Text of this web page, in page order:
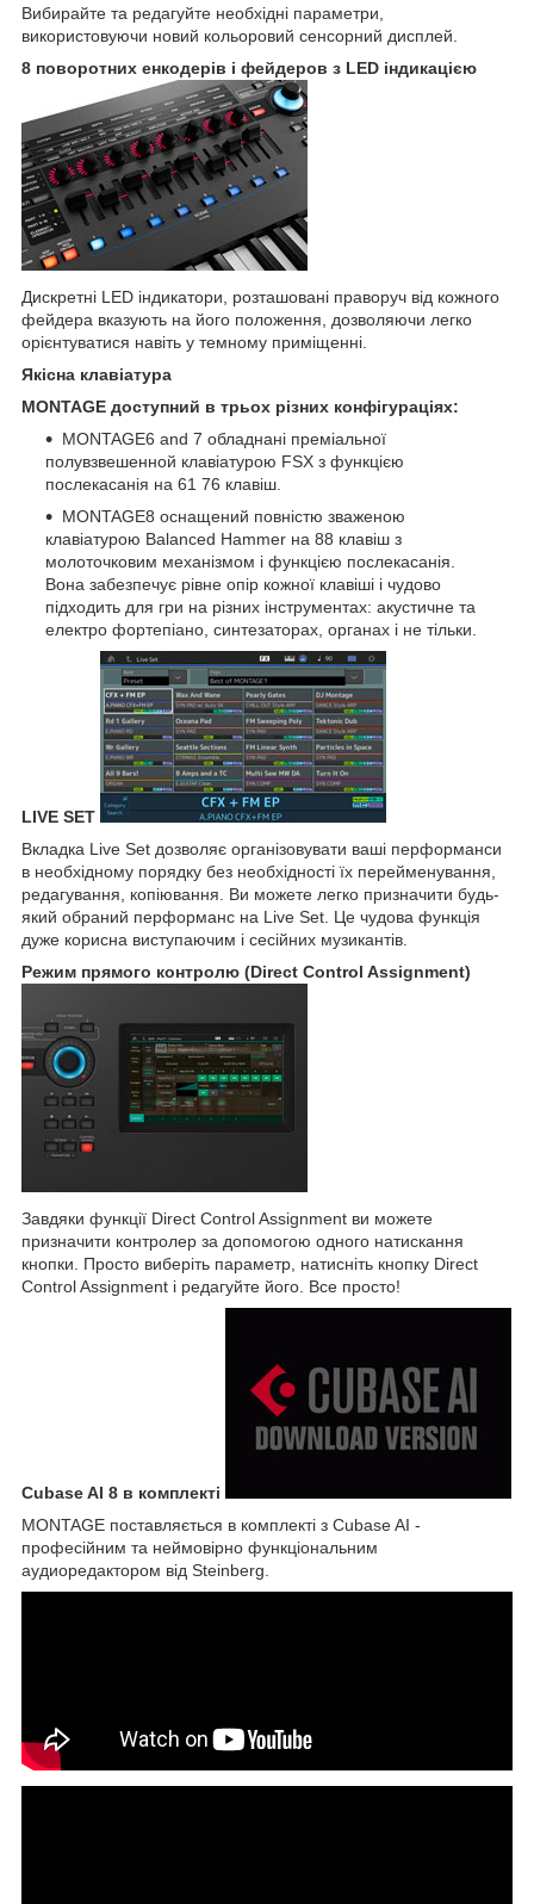
Вибирайте та редагуйте необхідні параметри,
використовуючи новий кольоровий сенсорний дисплей.
8 поворотних енкодерів і фейдеров з LED індикацією
Дискретні LED індикатори, розташовані праворуч від кожного
фейдера вказують на його положення, дозволяючи легко
орієнтуватися навіть у темному приміщенні.
Якісна клавіатура
MONTAGE доступний в трьох різних конфігураціях:
MONTAGE6 and 7 обладнані преміальної
полувзвешенной клавіатурою FSX з функцією
послекасанія на 61 76 клавіш.
MONTAGE8 оснащений повністю зваженою
клавіатурою Balanced Hammer на 88 клавіш з
молоточковим механізмом і функцією послекасанія.
Вона забезпечує рівне опір кожної клавіші і чудово
підходить для гри на різних інструментах: акустичне та
електро фортепіано, синтезаторах, органах і не тільки.
LIVE SET
Вкладка Live Set дозволяє організовувати ваші перформанси
в необхідному порядку без необхідності їх перейменування,
редагування, копіювання. Ви можете легко призначити будь-
який обраний перформанс на Live Set. Це чудова функція
дуже корисна виступаючим і сесійних музикантів.
Режим прямого контролю (Direct Control Assignment)
Завдяки функції Direct Control Assignment ви можете
призначити контролер за допомогою одного натискання
кнопки. Просто виберіть параметр, натисніть кнопку Direct
Control Assignment і редагуйте його. Все просто!
Cubase AI 8 в комплекті
MONTAGE поставляється в комплекті з Cubase AI -
професійним та неймовірно функціональним
аудиоредактором від Steinberg.